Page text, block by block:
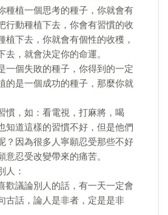
種植一個思考的種子，你就會有
行動種植下去，你會有習慣的收
植下去，你就會有個性的收穫，
去，就會決定你的命運。
一個失敗的種子，你得到的一定
的是一個成功的種子，那麼你就
慣，如：看電視，打麻將，喝
知道這樣的習慣不好，但是他們
？因為很多人寧願忍受那些不好
意忍受改變帶來的痛苦。
人：
歡議論別人的話，有一天一定會
古話，論人是非者，定是是非